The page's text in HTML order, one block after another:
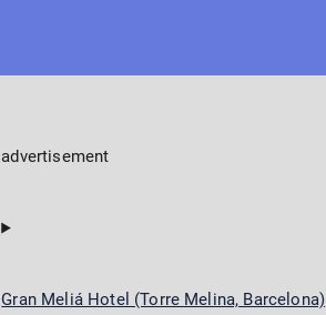
advertisement
Gran Meliá Hotel (Torre Melina, Barcelona)